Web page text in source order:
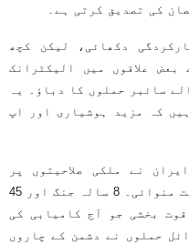
کی تصدیق کرتی ہے۔
دکھائی، لیکن کچھ
علاقوں میں الیکٹرانک
سائبر حملوں کا دباؤ۔ یہ
کہ مزید ہوشیاری اور اپ
نے ملکی صلاحیتوں پر
انحصار کرتے ہوئے اپنی دفاعی طاقت منوائی۔ 8 سالہ جنگ اور 45
بخشی جو آج کامیابی کی
حملوں نے دشمن کے چاروں